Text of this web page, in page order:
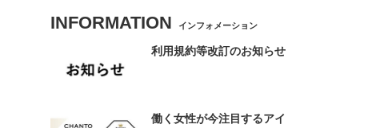
INFORMATION インフォメーション
利用規約等改訂のお知らせ
働く女性が今注目するアイ